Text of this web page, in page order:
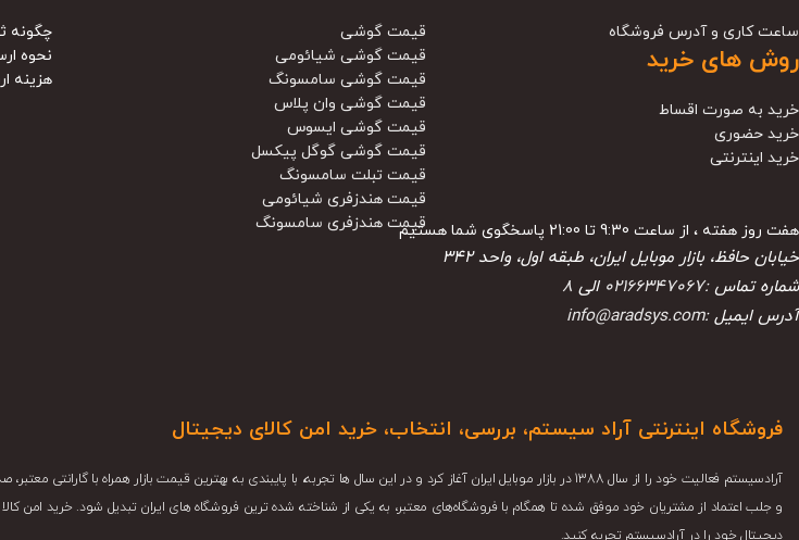
چگونه
نحوه
هزینه
قیمت گوشی
قیمت گوشی شیائومی
قیمت گوشی سامسونگ
قیمت گوشی وان پلاس
قیمت گوشی ایسوس
قیمت گوشی گوگل پیکسل
قیمت تبلت سامسونگ
قیمت هندزفری شیائومی
قیمت هندزفری سامسونگ
ساعت کاری و آدرس فروشگاه
روش های خرید
خرید به صورت اقساط
خرید حضوری
خرید اینترنتی
هفت روز هفته ، از ساعت 9:30 تا 21:00 پاسخگوی شما هستیم
خیابان حافظ، بازار موبایل ایران، طبقه اول، واحد ۳۴۲
شماره تماس :02166347067 الی 8
آدرس ایمیل :info@aradsys.com
فروشگاه اینترنتی آراد سیستم، بررسی، انتخاب، خرید امن کالای دیجیتال
آرادسیستم فعالیت خود را از سال 1388 در بازار موبایل ایران آغاز کرد و در این سال ها تجربه، با پایبندی به بهترین قیمت بازار همراه با گارانتی
و جلب اعتماد از مشتریان خود موفق شده تا همگام با فروشگاه‌های معتبر، به یکی از شناخته شده ترین فروشگاه های ایران تبدیل شود. خرید امن
دیجیتال خود را در آرادسیستم تجربه کنید.